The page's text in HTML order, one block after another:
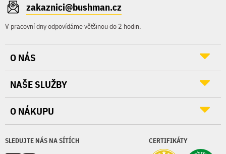
zakaznici@bushman.cz
V pracovní dny odpovídáme většinou do 2 hodin.
SLEDUJTE NÁS NA SÍTÍCH CERTIFIKÁTY
O NÁS
NAŠE SLUŽBY
O NÁKUPU